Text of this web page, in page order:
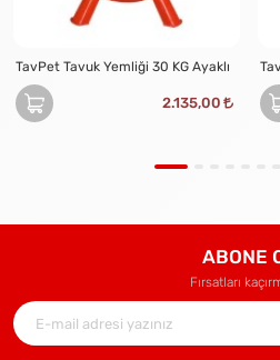
TavPet Tavuk Yemliği 30 KG Ayaklı
2.135,00
ABONE
Fırsatları